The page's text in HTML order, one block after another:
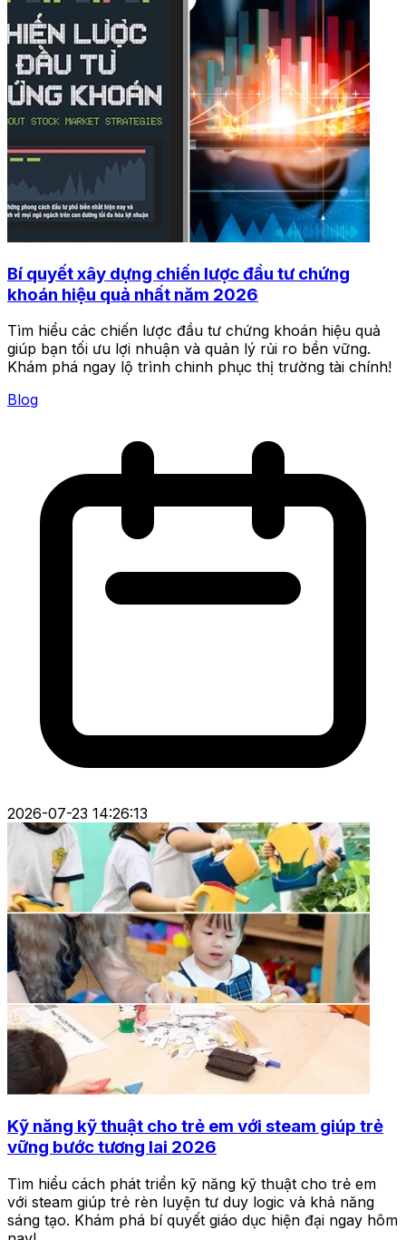
Bí quyết xây dựng chiến lược đầu tư chứng
khoán hiệu quả nhất năm 2026
Tìm hiểu các chiến lược đầu tư chứng khoán hiệu quả
giúp bạn tối ưu lợi nhuận và quản lý rủi ro bền vững.
Khám phá ngay lộ trình chinh phục thị trường tài chính!
Blog
2026-07-23 14:26:13
Kỹ năng kỹ thuật cho trẻ em với steam giúp trẻ
vững bước tương lai 2026
Tìm hiểu cách phát triển kỹ năng kỹ thuật cho trẻ em
với steam giúp trẻ rèn luyện tư duy logic và khả năng
sáng tạo. Khám phá bí quyết giáo dục hiện đại ngay hôm